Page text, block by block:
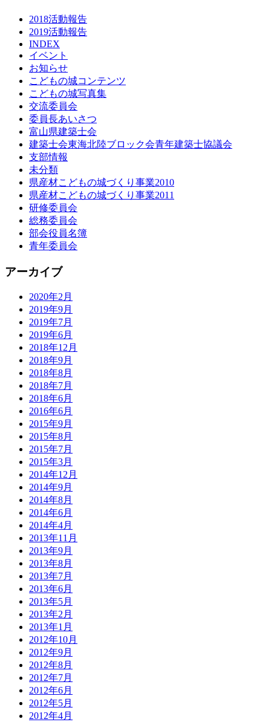
2018活動報告
2019活動報告
INDEX
イベント
お知らせ
こどもの城コンテンツ
こどもの城写真集
交流委員会
委員長あいさつ
富山県建築士会
建築士会東海北陸ブロック会青年建築士協議会
支部情報
未分類
県産材こどもの城づくり事業2010
県産材こどもの城づくり事業2011
研修委員会
総務委員会
部会役員名簿
青年委員会
アーカイブ
2020年2月
2019年9月
2019年7月
2019年6月
2018年12月
2018年9月
2018年8月
2018年7月
2018年6月
2016年6月
2015年9月
2015年8月
2015年7月
2015年3月
2014年12月
2014年9月
2014年8月
2014年6月
2014年4月
2013年11月
2013年9月
2013年8月
2013年7月
2013年6月
2013年5月
2013年2月
2013年1月
2012年10月
2012年9月
2012年8月
2012年7月
2012年6月
2012年5月
2012年4月